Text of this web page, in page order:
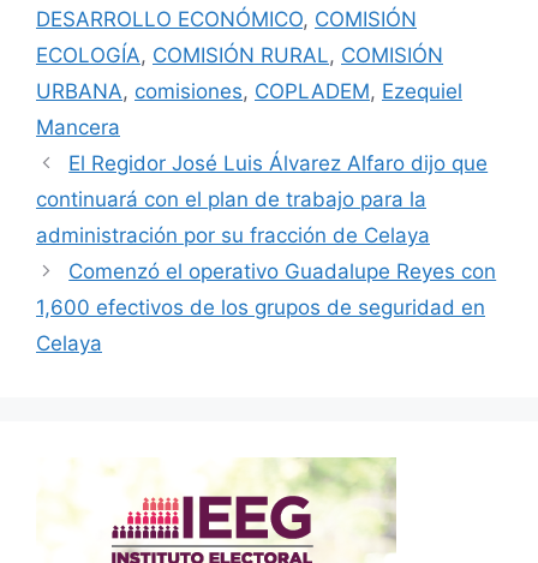
DESARROLLO ECONÓMICO, COMISIÓN
ECOLOGÍA, COMISIÓN RURAL, COMISIÓN
URBANA, comisiones, COPLADEM, Ezequiel
Mancera
El Regidor José Luis Álvarez Alfaro dijo que
continuará con el plan de trabajo para la
administración por su fracción de Celaya
Comenzó el operativo Guadalupe Reyes con
1,600 efectivos de los grupos de seguridad en
Celaya